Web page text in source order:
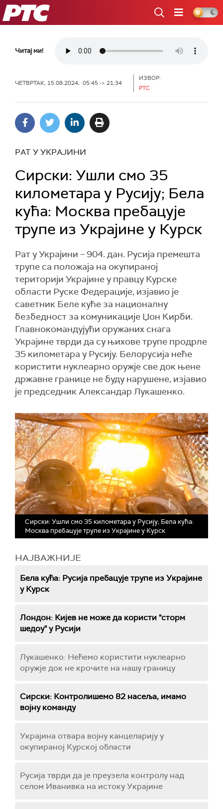
РТС
Читај ми!
ЧЕТВРТАК, 15.08.2024, 05:45 -> 21:34
ИЗВОР:
РТС
РАТ У УКРАЈИНИ
Сирски: Ушли смо 35
километара у Русију; Бела
кућа: Москва пребацује
трупе из Украјине у Курск
Рат у Украјини – 904. дан. Русија премешта
трупе са положаја на окупираној
територији Украјине у правцу Курске
области Руске Федерације, изјавио је
саветник Беле куће за националну
безбедност за комуникације Џон Кирби.
Главнокомандујући оружаних снага
Украјине тврди да су њихове трупе продрле
35 километара у Русију. Белорусија неће
користити нуклеарно оружје све док њене
државне границе не буду нарушене, изјавио
је председник Александар Лукашенко.
Сирски: Ушли смо 35 километара у Русију; Бела кућа:
Москва пребацује трупе из Украјине у Курск
НАЈВАЖНИЈЕ
Бела кућа: Русија пребацује трупе из Украјине
у Курск
Лондон: Кијев не може да користи "сторм
шедоу" у Русији
Лукашенко: Нећемо користити нуклеарно
оружје док не крочите на нашу границу
Сирски: Контролишемо 82 насеља, имамо
војну команду
Украјина отвара војну канцеларију у
окупираној Курској области
Русија тврди да је преузела контролу над
селом Иванивка на истоку Украјине